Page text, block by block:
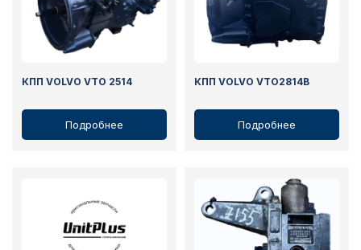
КПП VOLVO VTO 2514
Подробнее
КПП VOLVO VTO2814B
Подробнее